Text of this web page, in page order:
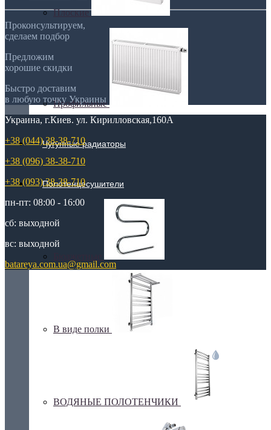
Плоские
Профильные
Чугунные радиаторы
Полотенцесушители
В виде полки
ВОДЯНЫЕ ПОЛОТЕНЧИКИ
Проконсультируем,
сделаем подбор
Предложим
хорошие скидки
Быстро доставим
в любую точку Украины
Украина, г.Киев. ул. Кирилловская,160А
+38 (044) 38-38-710
+38 (096) 38-38-710
+38 (093) 38-38-710
пн-пт: 08:00 - 16:00
сб: выходной
вс: выходной
batareya.com.ua@gmail.com